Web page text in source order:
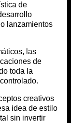
de
lanzamientos
las
de
toda la
creativos
idea de estilo
sin invertir